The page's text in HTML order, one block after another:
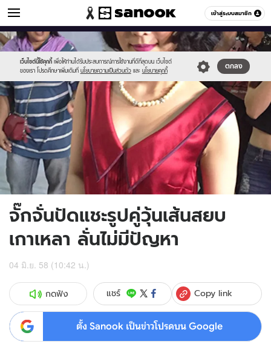
เข้าสู่ระบบสมาชิก
ข่าวบันเทิง หมวดอื่นๆ
เว็บไซต์นี้ใช้คุกกี้ เพื่อให้ท่านได้รับประสบการณ์การใช้งานที่ดีที่สุดบน เว็บไซต์
ของเรา โปรดศึกษาเพิ่มเติมที่ นโยบายความเป็นส่วนตัว และ นโยบายคุกกี้
ตกลง
Sanook
//s.isanook.com/sr/0/images/logo-
new-
sanook.png
600
60
//s.isanook.com/ns/0/ud/361/1806522/622586-
01.jpg
จั๊กจั่นปัดแชะรูปคู่วุ้นเส้นสยบ
เกาเหลา ลั่นไม่มีปัญหา
04 มิ.ย. 58 (10:42 น.)
กดฟัง แชร์ Copy link
ตั้ง Sanook เป็นข่าวโปรดบน Google